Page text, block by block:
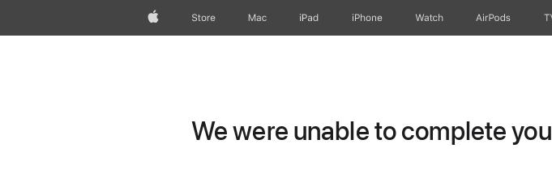
AppleStore Mac iPad iPhone Watch AirPods
We were unable to complete